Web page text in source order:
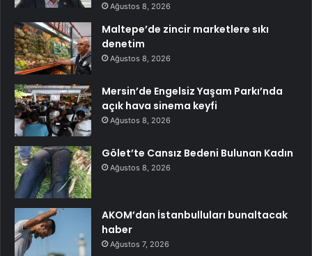
Ağustos 8, 2026
Maltepe’de zincir marketlere sıkı
denetim
Ağustos 8, 2026
Mersin’de Engelsiz Yaşam Parkı’nda
açık hava sinema keyfi
Ağustos 8, 2026
Gölet’te Cansız Bedeni Bulunan Kadın
Ağustos 8, 2026
AKOM’dan İstanbulluları bunaltacak
haber
Ağustos 7, 2026